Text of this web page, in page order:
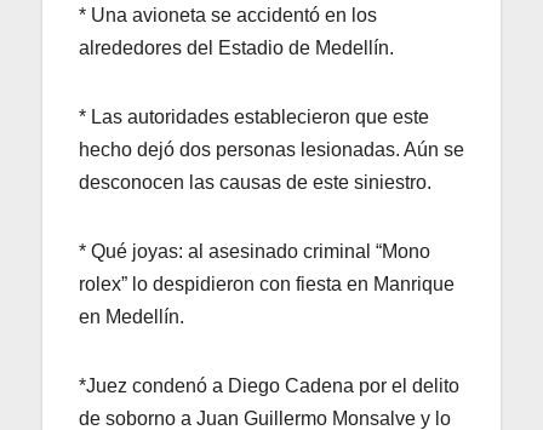
* Una avioneta se accidentó en los
alrededores del Estadio de Medellín.
* Las autoridades establecieron que este
hecho dejó dos personas lesionadas. Aún se
desconocen las causas de este siniestro.
* Qué joyas: al asesinado criminal “Mono
rolex” lo despidieron con fiesta en Manrique
en Medellín.
*Juez condenó a Diego Cadena por el delito
de soborno a Juan Guillermo Monsalve y lo